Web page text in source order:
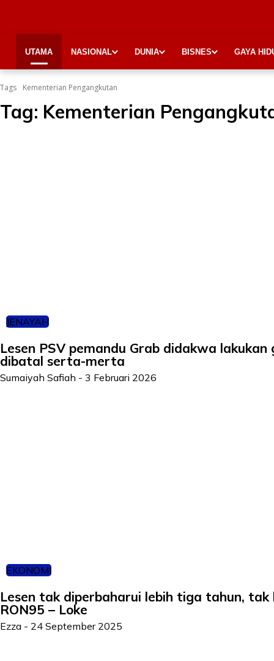
UTAMA NASIONAL DUNIA BISNES GAYA
Tags Kementerian Pengangkutan
Tag: Kementerian
JENAYAH
Lesen PSV pemandu Grab didakwa lakukan
dibatal serta-merta
Sumaiyah Safiah - 3 Februari 2026
EKONOMI
Lesen tak diperbaharui lebih tiga tahun, tak
RON95 – Loke
Ezza - 24 September 2025